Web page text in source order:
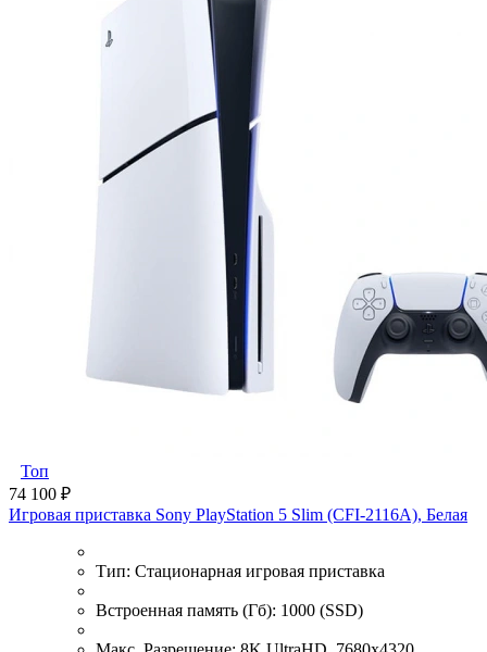
Топ
74 100 ₽
Игровая приставка Sony PlayStation 5 Slim (CFI-2116A), Белая
Тип: Стационарная игровая приставка
Встроенная память (Гб): 1000 (SSD)